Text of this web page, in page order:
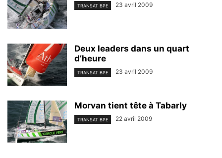
TRANSAT BPE 23 avril 2009
Deux leaders dans un quart
d’heure
TRANSAT BPE 23 avril 2009
Morvan tient tête à Tabarly
TRANSAT BPE 22 avril 2009